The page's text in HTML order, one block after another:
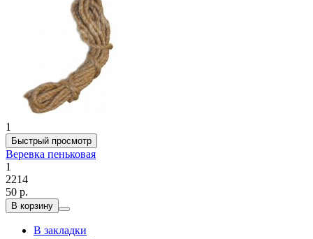
1
Быстрый просмотр
Веревка пеньковая
1
2214
50 р.
В корзину
В закладки